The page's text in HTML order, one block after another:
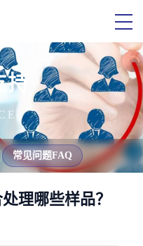
持
常见问题FAQ
理哪些样品？